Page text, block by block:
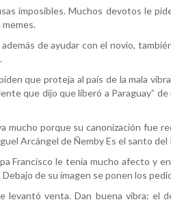
imposibles. Muchos devotos le
de ayudar con el novio,
que proteja al país de la mala
que dijo que liberó a Paraguay”
mucho porque su canonización fue
Arcángel de Ñemby Es el santo
Francisco le tenía mucho afecto y
de su imagen se ponen los
levantó venta. Dan buena vibra: el